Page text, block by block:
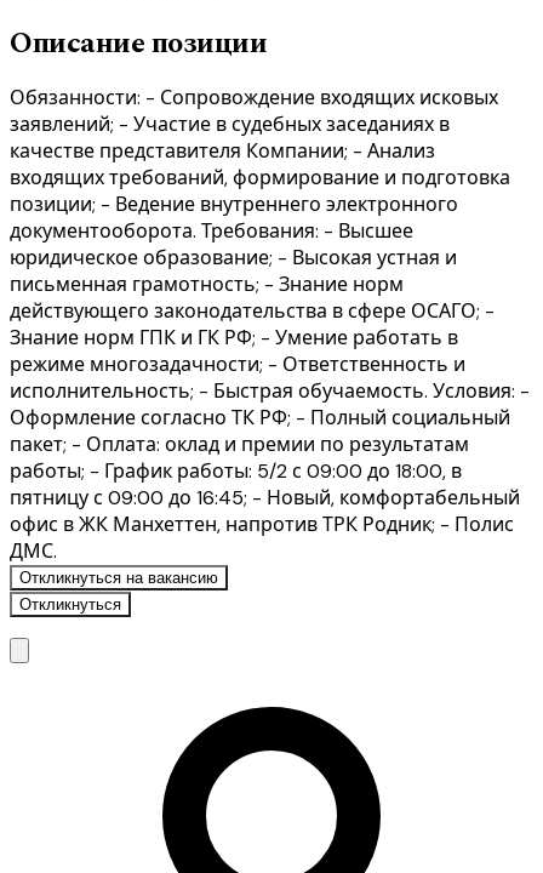
Описание позиции
Обязанности: - Сопровождение входящих исковых
заявлений; - Участие в судебных заседаниях в
качестве представителя Компании; - Анализ
входящих требований, формирование и подготовка
позиции; - Ведение внутреннего электронного
документооборота. Требования: - Высшее
юридическое образование; - Высокая устная и
письменная грамотность; - Знание норм
действующего законодательства в сфере ОСАГО; -
Знание норм ГПК и ГК РФ; - Умение работать в
режиме многозадачности; - Ответственность и
исполнительность; - Быстрая обучаемость. Условия: -
Оформление согласно ТК РФ; - Полный социальный
пакет; - Оплата: оклад и премии по результатам
работы; - График работы: 5/2 с 09:00 до 18:00, в
пятницу с 09:00 до 16:45; - Новый, комфортабельный
офис в ЖК Манхеттен, напротив ТРК Родник; - Полис
ДМС.
Откликнуться на вакансию
Откликнуться